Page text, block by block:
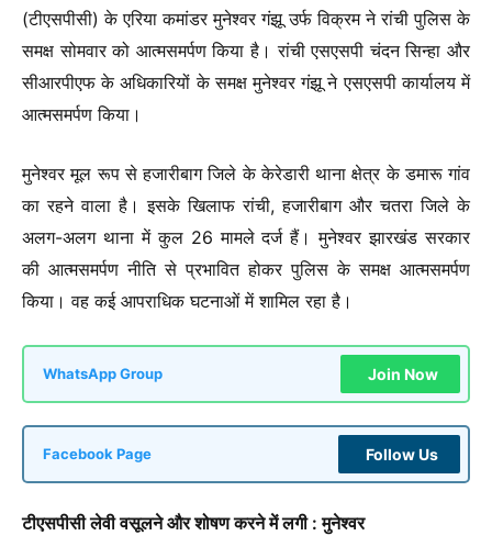
(टीएसपीसी) के एरिया कमांडर मुनेश्वर गंझू उर्फ विक्रम ने रांची पुलिस के
समक्ष सोमवार को आत्मसमर्पण किया है। रांची एसएसपी चंदन सिन्हा और
सीआरपीएफ के अधिकारियों के समक्ष मुनेश्वर गंझू ने एसएसपी कार्यालय में
आत्मसमर्पण किया।
मुनेश्वर मूल रूप से हजारीबाग जिले के केरेडारी थाना क्षेत्र के डमारू गांव
का रहने वाला है। इसके खिलाफ रांची, हजारीबाग और चतरा जिले के
अलग-अलग थाना में कुल 26 मामले दर्ज हैं। मुनेश्वर झारखंड सरकार
की आत्मसमर्पण नीति से प्रभावित होकर पुलिस के समक्ष आत्मसमर्पण
किया। वह कई आपराधिक घटनाओं में शामिल रहा है।
WhatsApp Group Join Now
Facebook Page Follow Us
टीएसपीसी लेवी वसूलने और शोषण करने में लगी : मुनेश्वर